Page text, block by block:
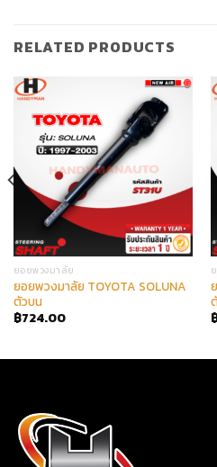
RELATED PRODUCTS
ยอยพวงมาลัย
ยอยพวงมาลัย TOYOTA SOLUNA
ตัวบน
฿724.00